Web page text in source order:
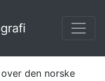
den norske